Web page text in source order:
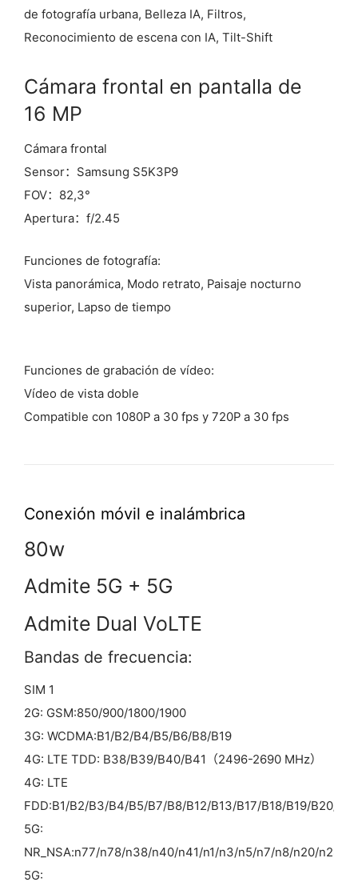
de fotografía urbana, Belleza IA, Filtros,
Reconocimiento de escena con IA, Tilt-Shift
Cámara frontal en pantalla de
16 MP
Cámara frontal
Sensor：Samsung S5K3P9
FOV：82,3°
Apertura：f/2.45
Funciones de fotografía:
Vista panorámica, Modo retrato, Paisaje nocturno
superior, Lapso de tiempo
Funciones de grabación de vídeo:
Vídeo de vista doble
Compatible con 1080P a 30 fps y 720P a 30 fps
Conexión móvil e inalámbrica
80w
Admite 5G + 5G
Admite Dual VoLTE
Bandas de frecuencia:
SIM 1
2G: GSM:850/900/1800/1900
3G: WCDMA:B1/B2/B4/B5/B6/B8/B19
4G: LTE TDD: B38/B39/B40/B41（2496-2690 MHz）
4G: LTE
FDD:B1/B2/B3/B4/B5/B7/B8/B12/B13/B17/B18/B19/B20/
5G:
NR_NSA:n77/n78/n38/n40/n41/n1/n3/n5/n7/n8/n20/n28/
5G: